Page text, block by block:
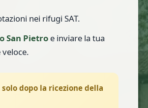
nei rifugi SAT.
San Pietro e inviare la tua
dopo la ricezione della